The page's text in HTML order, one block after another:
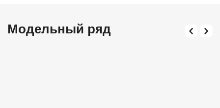
Модельный ряд